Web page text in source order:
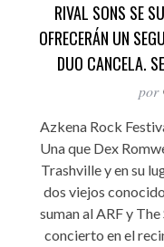
RIVAL SONS SE
OFRECERÁN UN
DUO CANCELA.
por
Azkena Rock
Una que Dex
Trashville y en su
dos viejos
suman al ARF y
concierto en el